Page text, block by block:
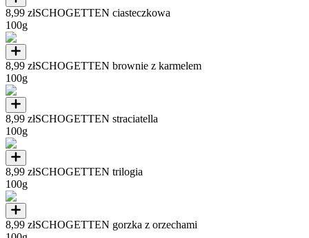
8,99 złSCHOGETTEN ciasteczkowa
100g
8,99 złSCHOGETTEN brownie z karmelem
100g
8,99 złSCHOGETTEN straciatella
100g
8,99 złSCHOGETTEN trilogia
100g
8,99 złSCHOGETTEN gorzka z orzechami